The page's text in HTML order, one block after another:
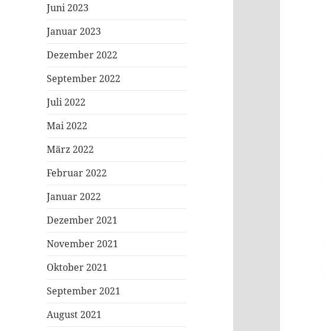
Juni 2023
Januar 2023
Dezember 2022
September 2022
Juli 2022
Mai 2022
März 2022
Februar 2022
Januar 2022
Dezember 2021
November 2021
Oktober 2021
September 2021
August 2021